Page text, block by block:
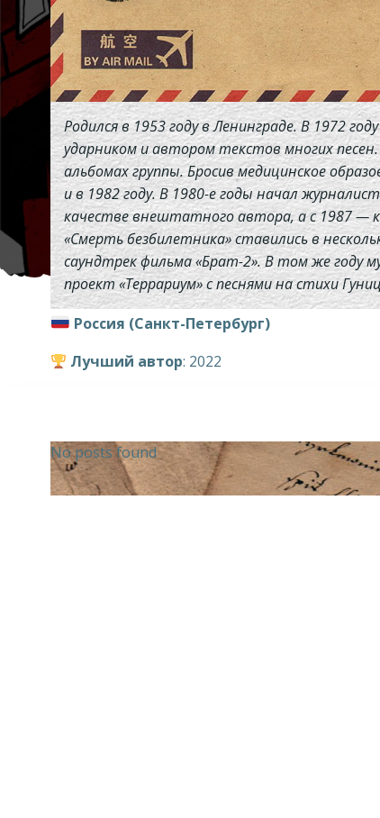
Родился в 1953 году в Ленинграде. В 1972
ударником и автором текстов многих
альбомах группы. Бросив медицинское
и в 1982 году. В 1980-е годы начал
качестве внештатного автора, а с 1987 —
«Смерть безбилетника» ставились в
саундтрек фильма «Брат-2». В том же году
проект «Террариум» с песнями на стихи
Россия (Санкт-Петербург)
Лучший автор: 2022
No posts found